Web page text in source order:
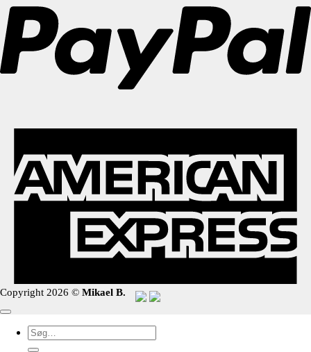
Copyright 2026 © Mikael B.
Søg
efter: